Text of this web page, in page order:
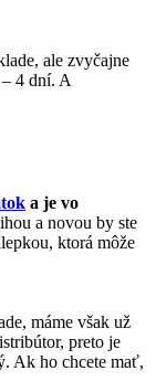
ale zvyčajne
4 dní. A
a je vo
a novou by ste
ktorá môže
máme však už
preto je
Ak ho chcete mať,